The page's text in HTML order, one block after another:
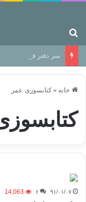
سر دفتر فساد در
خانه » کتابسوزی عمر
۹۱/۰۱/۰۷ ۶ 14,063